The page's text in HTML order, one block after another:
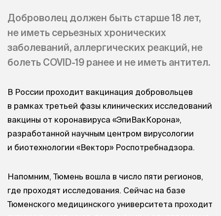
Доброволец должен быть старше 18 лет,
не иметь серьезных хронических
заболеваний, аллергических реакций, не
болеть COVID-19 ранее и не иметь антител.
В России проходит вакцинация добровольцев
в рамках третьей фазы клинических исследований
вакцины от коронавируса «ЭпиВакКорона»,
разработанной научным центром вирусологии
и биотехнологии «Вектор» Роспотребнадзора.
Напомним, Тюмень вошла в число пяти регионов,
где проходят исследования. Сейчас на базе
Тюменского медицинского университета проходит